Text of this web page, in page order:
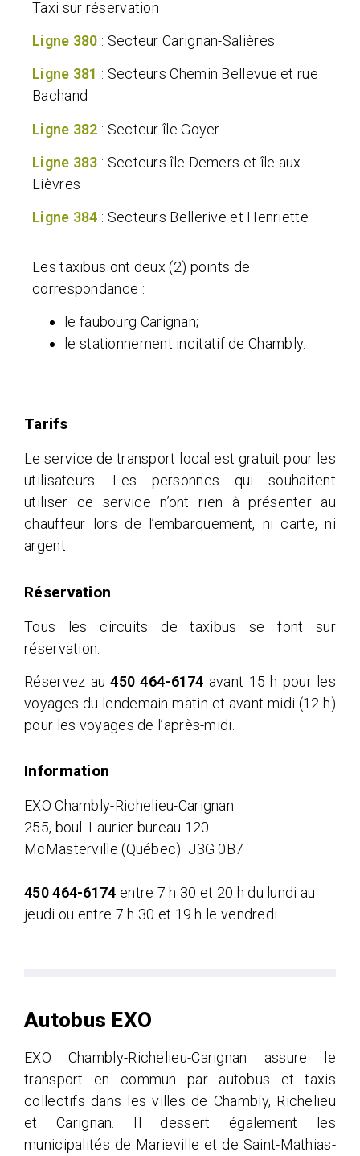
Taxi sur réservation
Ligne 380 : Secteur Carignan-Salières
Ligne 381 : Secteurs Chemin Bellevue et rue
Bachand
Ligne 382 : Secteur île Goyer
Ligne 383 : Secteurs île Demers et île aux
Lièvres
Ligne 384 : Secteurs Bellerive et Henriette
Les taxibus ont deux (2) points de
correspondance :
le faubourg Carignan;
le stationnement incitatif de Chambly.
Tarifs
Le service de transport local est gratuit pour les
utilisateurs. Les personnes qui souhaitent
utiliser ce service n’ont rien à présenter au
chauffeur lors de l’embarquement, ni carte, ni
argent.
Réservation
Tous les circuits de taxibus se font sur
réservation.
Réservez au450 464-6174 avant 15 h pour les
voyages du lendemain matin et avant midi (12 h)
pour les voyages de l’après-midi.
Information
EXO Chambly-Richelieu-Carignan
255, boul. Laurier bureau 120
McMasterville (Québec) J3G 0B7
450 464-6174 entre 7 h 30 et 20 h du lundi au
jeudi ou entre 7 h 30 et 19 h le vendredi.
Autobus EXO
EXO Chambly-Richelieu-Carignan assure le
transport en commun par autobus et taxis
collectifs dans les villes de Chambly, Richelieu
et Carignan. Il dessert également les
municipalités de Marieville et de Saint-Mathias-